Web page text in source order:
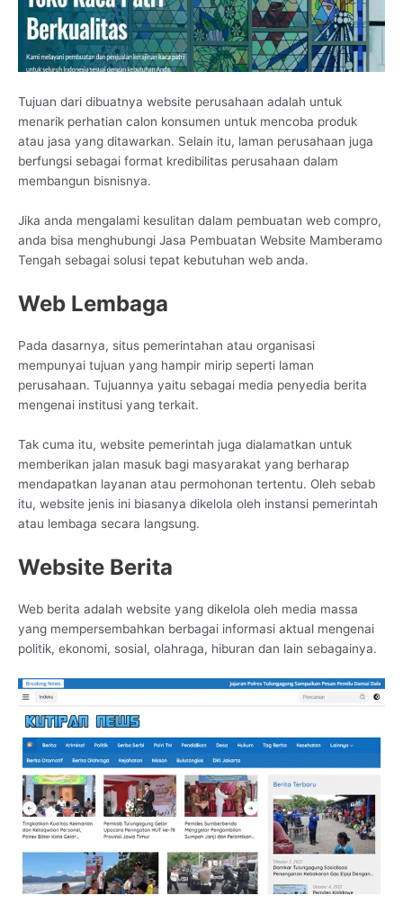
Tujuan dari dibuatnya website perusahaan adalah untuk
menarik perhatian calon konsumen untuk mencoba produk
atau jasa yang ditawarkan. Selain itu, laman perusahaan juga
berfungsi sebagai format kredibilitas perusahaan dalam
membangun bisnisnya.
Jika anda mengalami kesulitan dalam pembuatan web compro,
anda bisa menghubungi Jasa Pembuatan Website Mamberamo
Tengah sebagai solusi tepat kebutuhan web anda.
Web Lembaga
Pada dasarnya, situs pemerintahan atau organisasi
mempunyai tujuan yang hampir mirip seperti laman
perusahaan. Tujuannya yaitu sebagai media penyedia berita
mengenai institusi yang terkait.
Tak cuma itu, website pemerintah juga dialamatkan untuk
memberikan jalan masuk bagi masyarakat yang berharap
mendapatkan layanan atau permohonan tertentu. Oleh sebab
itu, website jenis ini biasanya dikelola oleh instansi pemerintah
atau lembaga secara langsung.
Website Berita
Web berita adalah website yang dikelola oleh media massa
yang mempersembahkan berbagai informasi aktual mengenai
politik, ekonomi, sosial, olahraga, hiburan dan lain sebagainya.